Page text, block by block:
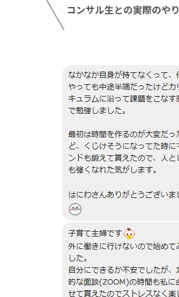
コンサル生との実際のや